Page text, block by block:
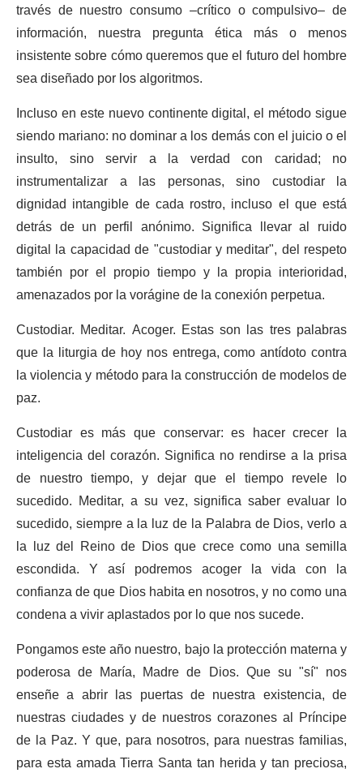
través de nuestro consumo –crítico o compulsivo– de
información, nuestra pregunta ética más o menos
insistente sobre cómo queremos que el futuro del hombre
sea diseñado por los algoritmos.
Incluso en este nuevo continente digital, el método sigue
siendo mariano: no dominar a los demás con el juicio o el
insulto, sino servir a la verdad con caridad; no
instrumentalizar a las personas, sino custodiar la
dignidad intangible de cada rostro, incluso el que está
detrás de un perfil anónimo. Significa llevar al ruido
digital la capacidad de "custodiar y meditar", del respeto
también por el propio tiempo y la propia interioridad,
amenazados por la vorágine de la conexión perpetua.
Custodiar. Meditar. Acoger. Estas son las tres palabras
que la liturgia de hoy nos entrega, como antídoto contra
la violencia y método para la construcción de modelos de
paz.
Custodiar es más que conservar: es hacer crecer la
inteligencia del corazón. Significa no rendirse a la prisa
de nuestro tiempo, y dejar que el tiempo revele lo
sucedido. Meditar, a su vez, significa saber evaluar lo
sucedido, siempre a la luz de la Palabra de Dios, verlo a
la luz del Reino de Dios que crece como una semilla
escondida. Y así podremos acoger la vida con la
confianza de que Dios habita en nosotros, y no como una
condena a vivir aplastados por lo que nos sucede.
Pongamos este año nuestro, bajo la protección materna y
poderosa de María, Madre de Dios. Que su "sí" nos
enseñe a abrir las puertas de nuestra existencia, de
nuestras ciudades y de nuestros corazones al Príncipe
de la Paz. Y que, para nosotros, para nuestras familias,
para esta amada Tierra Santa tan herida y tan preciosa,